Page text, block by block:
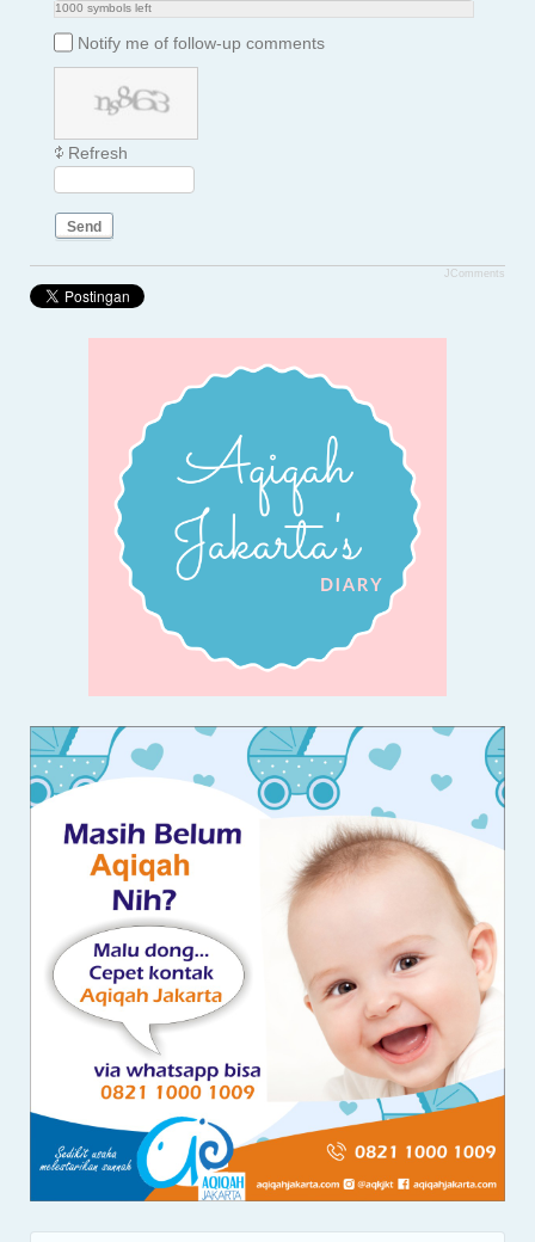
1000 symbols left
Notify me of follow-up comments
Refresh
Send
JComments